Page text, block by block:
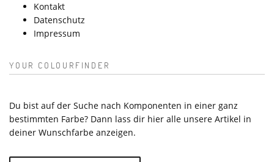
Kontakt
Datenschutz
Impressum
YOUR COLOURFINDER
Du bist auf der Suche nach Komponenten in einer ganz
bestimmten Farbe? Dann lass dir hier alle unsere Artikel in
deiner Wunschfarbe anzeigen.